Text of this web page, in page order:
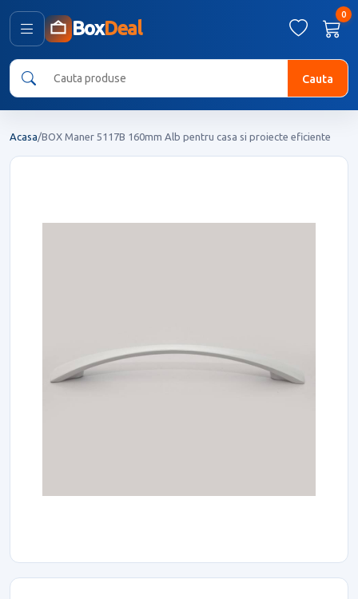
BoxDeal
0
Cauta
Acasa/BOX Maner 5117B 160mm Alb pentru casa si proiecte eficiente